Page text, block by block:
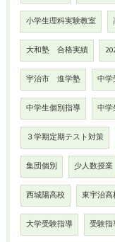
小学生理科実験教室
大和塾 合格実績
宇治市 進学塾 中
中学生個別指導 中
３学期定期テスト対策
集団個別 少人数授業
西城陽高校 東宇治高
大学受験指導 受験指